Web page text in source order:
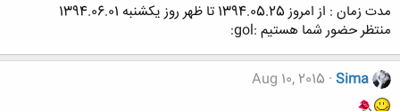
مدت زمان : از امروز 1394.05.25 تا ظهر روز یکشنبه 1394.06.01
منتظر حضور شما هستیم :gol:
Sima
Aug 10, 2015